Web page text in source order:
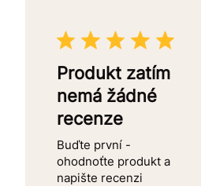
Produkt zatím
nemá žádné
recenze
Buďte první -
ohodnoťte produkt a
napište recenzi